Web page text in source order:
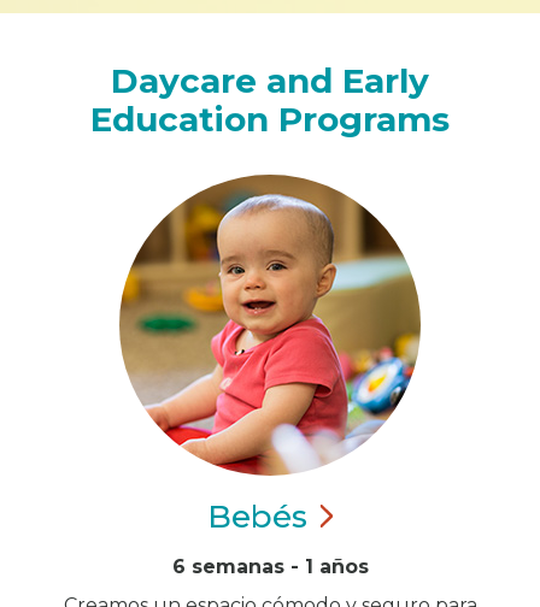
Daycare and Early
Education Programs
Bebés
6 semanas - 1 años